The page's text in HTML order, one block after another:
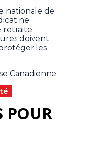
nationale de
ne
retraite
doivent
les
Canadienne
POUR